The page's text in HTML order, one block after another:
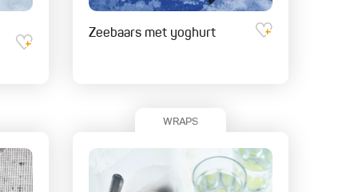
Zeebaars met yoghurt
WRAPS